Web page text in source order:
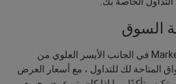
السوق
كما تعلم ، تظهر نافذة Market Watch في الجانب الأيسر العلوي من
المتاحة لك للتداول ، مع أسعار العرض